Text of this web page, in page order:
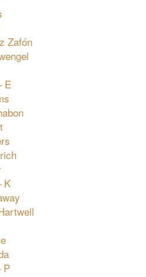
Zafón
E
K
P